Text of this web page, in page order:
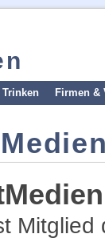
Trinken Firmen &